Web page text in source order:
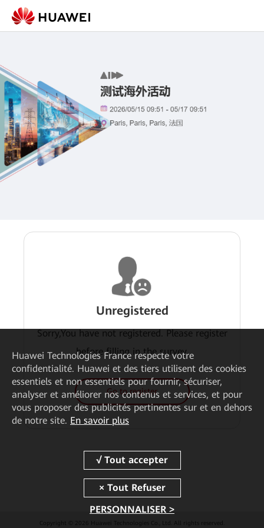
Unregistered
Sorry,You have not registered. Please register
before filling in the survey.
Go to register
Copyright © 2026 Huawei Technologies Co., Ltd. All rights reserved.
Huawei Technologies France respecte votre
confidentialité. Huawei et des tiers utilisent des cookies
essentiels et non essentiels pour fournir, sécuriser,
analyser et améliorer nos contenus et services, et pour
vous proposer des publicités pertinentes sur et en dehors
de notre site. En savoir plus
PERSONNALISER >